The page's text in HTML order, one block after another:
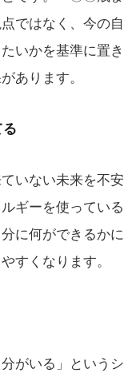
ではなく、今の自
いかを基準に置き
あります。
いない未来を不安
ギーを使っている
に何ができるかに
すくなります。
がいる」というシ